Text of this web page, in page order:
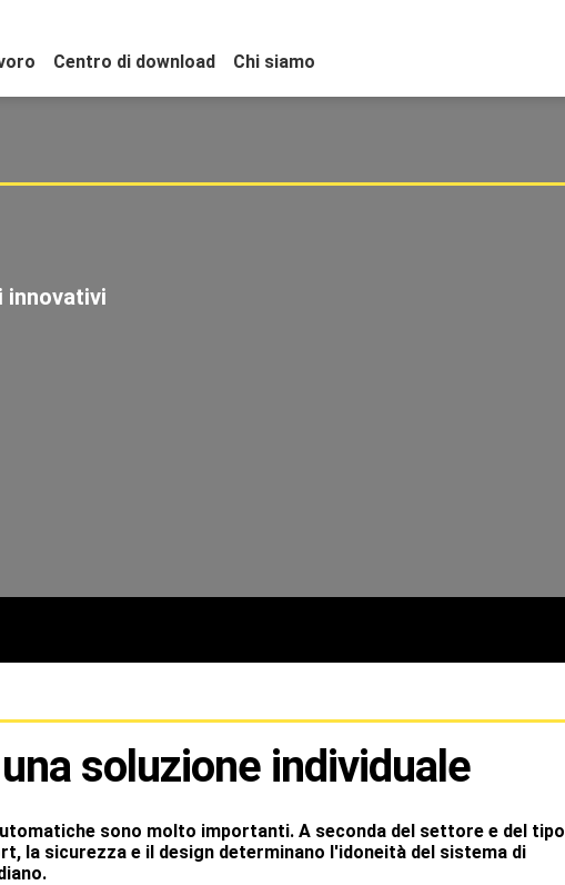
Centro di download Chi siamo
innovativi
soluzione individuale
sono molto importanti. A seconda del settore e del tipo
la sicurezza e il design determinano l'idoneità del sistema di